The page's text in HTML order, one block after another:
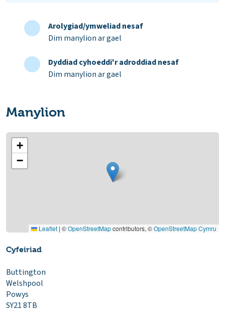
Arolygiad/ymweliad nesaf
Dim manylion ar gael
Dyddiad cyhoeddi'r adroddiad nesaf
Dim manylion ar gael
Manylion
+
−
Leaflet | ©OpenStreetMapcontributors, ©OpenStreetMap Cymru
Cyfeiriad
Buttington
Welshpool
Powys
SY21 8TB